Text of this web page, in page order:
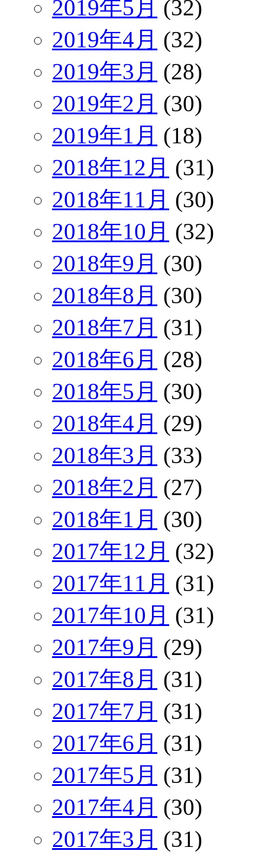
2019年5月 (32)
2019年4月 (32)
2019年3月 (28)
2019年2月 (30)
2019年1月 (18)
2018年12月 (31)
2018年11月 (30)
2018年10月 (32)
2018年9月 (30)
2018年8月 (30)
2018年7月 (31)
2018年6月 (28)
2018年5月 (30)
2018年4月 (29)
2018年3月 (33)
2018年2月 (27)
2018年1月 (30)
2017年12月 (32)
2017年11月 (31)
2017年10月 (31)
2017年9月 (29)
2017年8月 (31)
2017年7月 (31)
2017年6月 (31)
2017年5月 (31)
2017年4月 (30)
2017年3月 (31)